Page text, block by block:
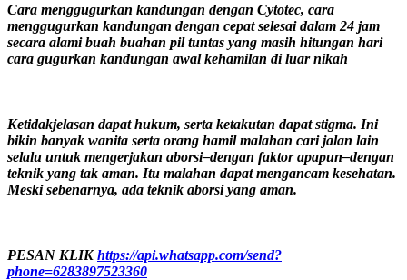
Cara menggugurkan kandungan dengan Cytotec, cara
menggugurkan kandungan dengan cepat selesai dalam 24 jam
secara alami buah buahan pil tuntas yang masih hitungan hari
cara gugurkan kandungan awal kehamilan di luar nikah
Ketidakjelasan dapat hukum, serta ketakutan dapat stigma. Ini
bikin banyak wanita serta orang hamil malahan cari jalan lain
selalu untuk mengerjakan aborsi–dengan faktor apapun–dengan
teknik yang tak aman. Itu malahan dapat mengancam kesehatan.
Meski sebenarnya, ada teknik aborsi yang aman.
PESAN KLIKhttps://api.whatsapp.com/send?
phone=6283897523360